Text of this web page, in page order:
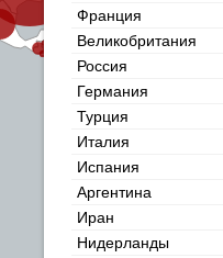
Франция
Великобритания
Россия
Германия
Турция
Италия
Испания
Аргентина
Иран
Нидерланды